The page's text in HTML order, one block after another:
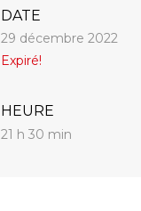
DATE
29 décembre 2022
Expiré!
HEURE
21 h 30 min